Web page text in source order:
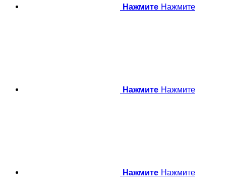
Нажмите Нажмите
Нажмите Нажмите
Нажмите Нажмите